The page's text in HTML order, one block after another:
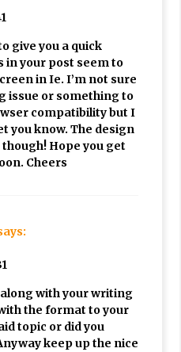
give you a quick
in your post seem to
in Ie. I’m not sure
issue or something to
compatibility but I
you know. The design
Hope you get
Cheers
with your writing
the format to your
topic or did you
keep up the nice